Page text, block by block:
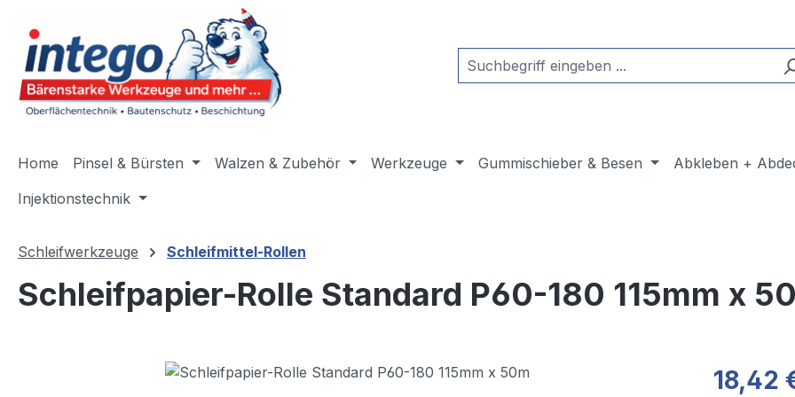
Zur Hauptnavigation springen
Home Pinsel & Bürsten Walzen & Zubehör Werkzeuge Gummischieber & Besen Abkleben +
Injektionstechnik
Schleifwerkzeuge Schleifmittel-Rollen
Schleifpapier-Rolle Standard P60-180 115mm x
Bildergalerie überspringen 18,42